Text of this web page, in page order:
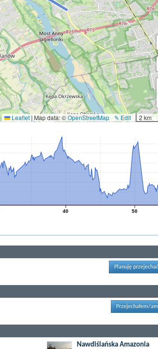
2 km
✎ Edit
Leaflet |Map data: ©OpenStreetMap
40 50
Planuję
Przejechałem/
Nawdiślańska Amazonia